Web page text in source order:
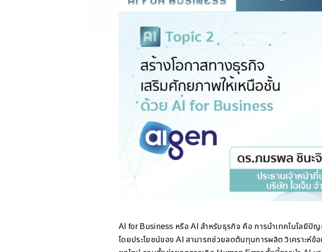
AI for Business หรือ AI สำหรับธุรกิจ คือ การนำเทคโนโลยี
โดยประโยชน์ของ AI สามารถช่วยลดต้นทุนการผลิต วิเคราะห์